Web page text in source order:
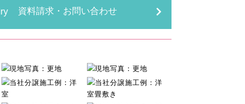
資料請求・お問い合わせ